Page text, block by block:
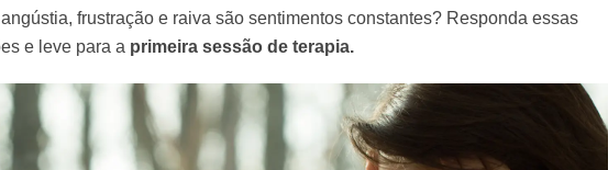
frustração e raiva são sentimentos constantes? Responda essas
e leve para a primeira sessão de terapia.